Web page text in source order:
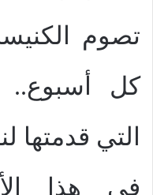
تصوم
كل أسبوع..
التي قدمتها
في هذا